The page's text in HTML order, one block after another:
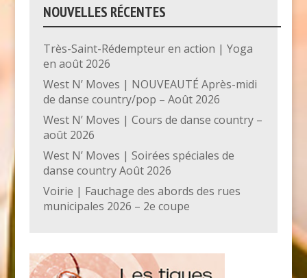
NOUVELLES RÉCENTES
Très-Saint-Rédempteur en action | Yoga
en août 2026
West N’ Moves | NOUVEAUTÉ Après-midi
de danse country/pop – Août 2026
West N’ Moves | Cours de danse country –
août 2026
West N’ Moves | Soirées spéciales de
danse country Août 2026
Voirie | Fauchage des abords des rues
municipales 2026 – 2e coupe